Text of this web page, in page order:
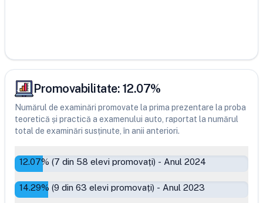
Promovabilitate: 12.07%
Numărul de examinări promovate la prima prezentare la proba
teoretică și practică a examenului auto, raportat la numărul
total de examinări susținute, în anii anteriori.
12.07% (7 din 58 elevi promovați) - Anul 2024
14.29% (9 din 63 elevi promovați) - Anul 2023